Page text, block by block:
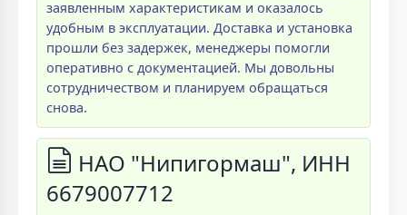
заявленным характеристикам и оказалось
удобным в эксплуатации. Доставка и установка
прошли без задержек, менеджеры помогли
оперативно с документацией. Мы довольны
сотрудничеством и планируем обращаться
снова.
НАО "Нипигормаш", ИНН
6679007712